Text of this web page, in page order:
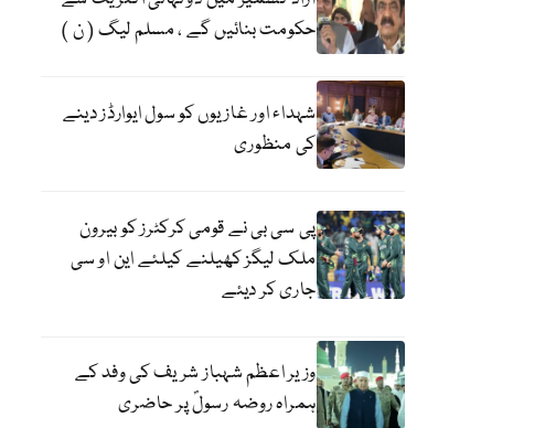
حکومت بنائیں گے ، مسلم لیگ ( ن )
شہداء اور غازیوں کو سول ایوارڈز دینے
کی منظوری
پی سی بی نے قومی کرکٹرز کو بیرون
ملک لیگز کھیلنے کیلئے این او سی
جاری کر دیئے
وزیر اعظم شہباز شریف کی وفد کے
ہمراہ روضہ رسولؐ پر حاضری